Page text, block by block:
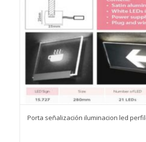
Porta señalización iluminacion led